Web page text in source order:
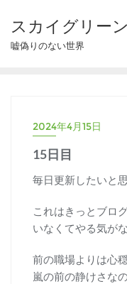
スカイグリーン
嘘偽りのない世界
2024年4月15日
15日目
毎日更新したいと
これはきっとブロ
いなくてやる気が
前の職場よりは心
嵐の前の静けさな